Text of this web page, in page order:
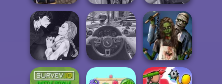
Vectaria.io
Dark Mage
Creator
Sniper Combat
3D